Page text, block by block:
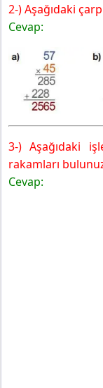
2-) Aşağıdaki
Cevap:
3-) Aşağıdaki
rakamları
Cevap: